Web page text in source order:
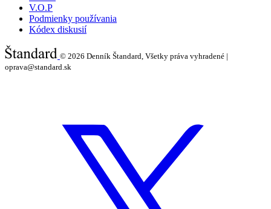
V.O.P
Podmienky používania
Kódex diskusií
© 2026 Denník Štandard, Všetky práva vyhradené |
oprava@standard.sk